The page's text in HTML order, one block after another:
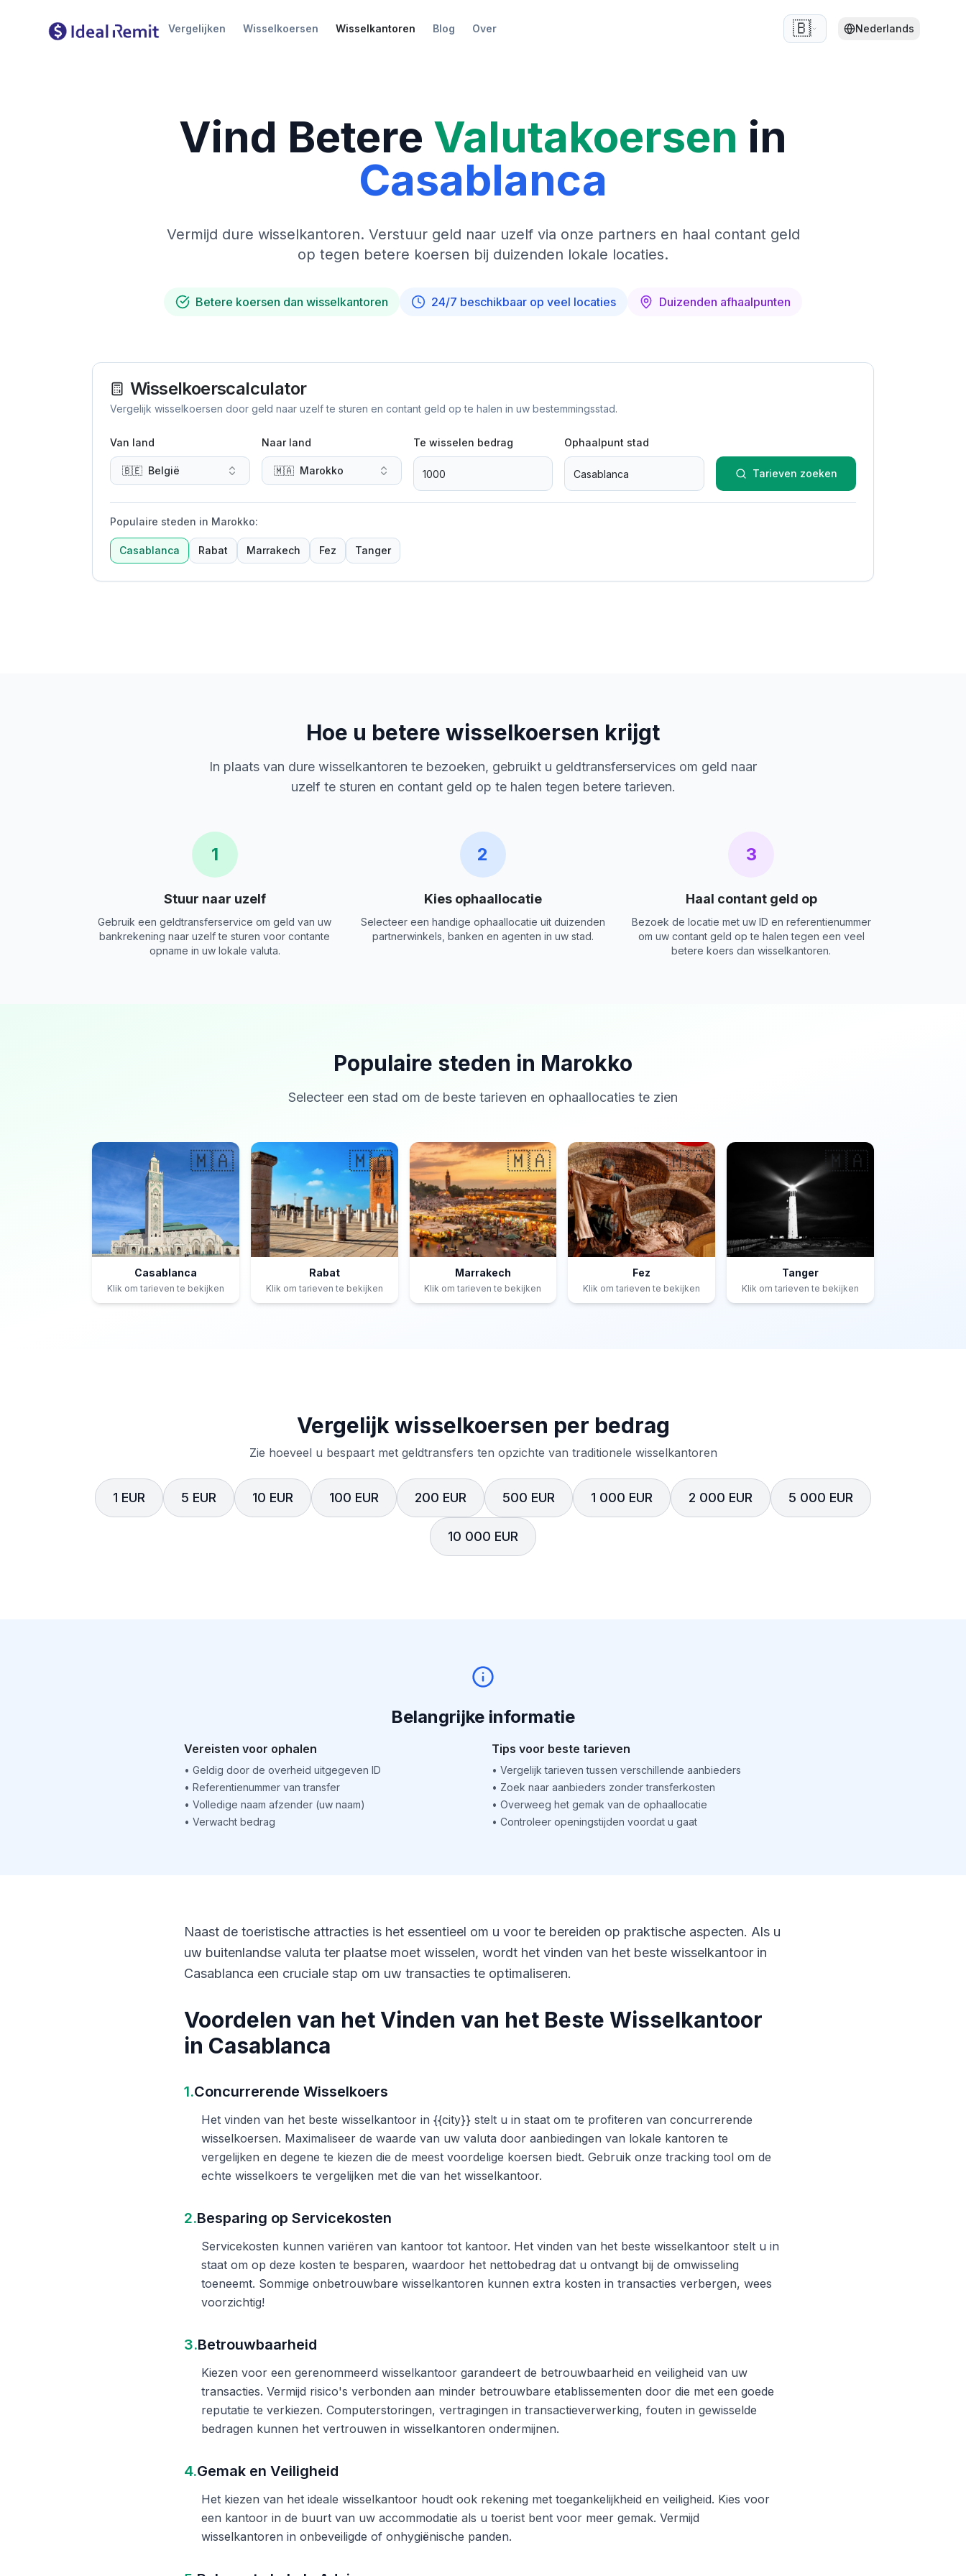
Vergelijken Wisselkoersen Wisselkantoren Blog Over 🇧🇪 Nederlands
Vind Betere Valutakoersen in
Casablanca
Vermijd dure wisselkantoren. Verstuur geld naar uzelf via onze partners en haal contant geld
op tegen betere koersen bij duizenden lokale locaties.
Betere koersen dan wisselkantoren 24/7 beschikbaar op veel locaties Duizenden afhaalpunten
Wisselkoerscalculator
Vergelijk wisselkoersen door geld naar uzelf te sturen en contant geld op te halen in uw bestemmingsstad.
Van land
🇧🇪 België
Naar land
🇲🇦 Marokko
Te wisselen bedrag Ophaalpunt stad
Tarieven zoeken
Populaire steden in Marokko:
Casablanca Rabat Marrakech Fez Tanger
Hoe u betere wisselkoersen krijgt
In plaats van dure wisselkantoren te bezoeken, gebruikt u geldtransferservices om geld naar
uzelf te sturen en contant geld op te halen tegen betere tarieven.
1
Stuur naar uzelf
Gebruik een geldtransferservice om geld van uw
bankrekening naar uzelf te sturen voor contante
opname in uw lokale valuta.
2
Kies ophaallocatie
Selecteer een handige ophaallocatie uit duizenden
partnerwinkels, banken en agenten in uw stad.
3
Haal contant geld op
Bezoek de locatie met uw ID en referentienummer
om uw contant geld op te halen tegen een veel
betere koers dan wisselkantoren.
Populaire steden in Marokko
Selecteer een stad om de beste tarieven en ophaallocaties te zien
🇲🇦
Casablanca
Klik om tarieven te bekijken
🇲🇦
Rabat
Klik om tarieven te bekijken
🇲🇦
Marrakech
Klik om tarieven te bekijken
🇲🇦
Fez
Klik om tarieven te bekijken
🇲🇦
Tanger
Klik om tarieven te bekijken
Vergelijk wisselkoersen per bedrag
Zie hoeveel u bespaart met geldtransfers ten opzichte van traditionele wisselkantoren
1 EUR 5 EUR 10 EUR 100 EUR 200 EUR 500 EUR 1 000 EUR 2 000 EUR 5 000 EUR
10 000 EUR
Belangrijke informatie
Vereisten voor ophalen
• Geldig door de overheid uitgegeven ID
• Referentienummer van transfer
• Volledige naam afzender (uw naam)
• Verwacht bedrag
Tips voor beste tarieven
• Vergelijk tarieven tussen verschillende aanbieders
• Zoek naar aanbieders zonder transferkosten
• Overweeg het gemak van de ophaallocatie
• Controleer openingstijden voordat u gaat
Naast de toeristische attracties is het essentieel om u voor te bereiden op praktische aspecten. Als u
uw buitenlandse valuta ter plaatse moet wisselen, wordt het vinden van het beste wisselkantoor in
Casablanca een cruciale stap om uw transacties te optimaliseren.
Voordelen van het Vinden van het Beste Wisselkantoor
in Casablanca
1.Concurrerende Wisselkoers
Het vinden van het beste wisselkantoor in {{city}} stelt u in staat om te profiteren van concurrerende
wisselkoersen. Maximaliseer de waarde van uw valuta door aanbiedingen van lokale kantoren te
vergelijken en degene te kiezen die de meest voordelige koersen biedt. Gebruik onze tracking tool om de
echte wisselkoers te vergelijken met die van het wisselkantoor.
2.Besparing op Servicekosten
Servicekosten kunnen variëren van kantoor tot kantoor. Het vinden van het beste wisselkantoor stelt u in
staat om op deze kosten te besparen, waardoor het nettobedrag dat u ontvangt bij de omwisseling
toeneemt. Sommige onbetrouwbare wisselkantoren kunnen extra kosten in transacties verbergen, wees
voorzichtig!
3.Betrouwbaarheid
Kiezen voor een gerenommeerd wisselkantoor garandeert de betrouwbaarheid en veiligheid van uw
transacties. Vermijd risico's verbonden aan minder betrouwbare etablissementen door die met een goede
reputatie te verkiezen. Computerstoringen, vertragingen in transactieverwerking, fouten in gewisselde
bedragen kunnen het vertrouwen in wisselkantoren ondermijnen.
4.Gemak en Veiligheid
Het kiezen van het ideale wisselkantoor houdt ook rekening met toegankelijkheid en veiligheid. Kies voor
een kantoor in de buurt van uw accommodatie als u toerist bent voor meer gemak. Vermijd
wisselkantoren in onbeveiligde of onhygiënische panden.